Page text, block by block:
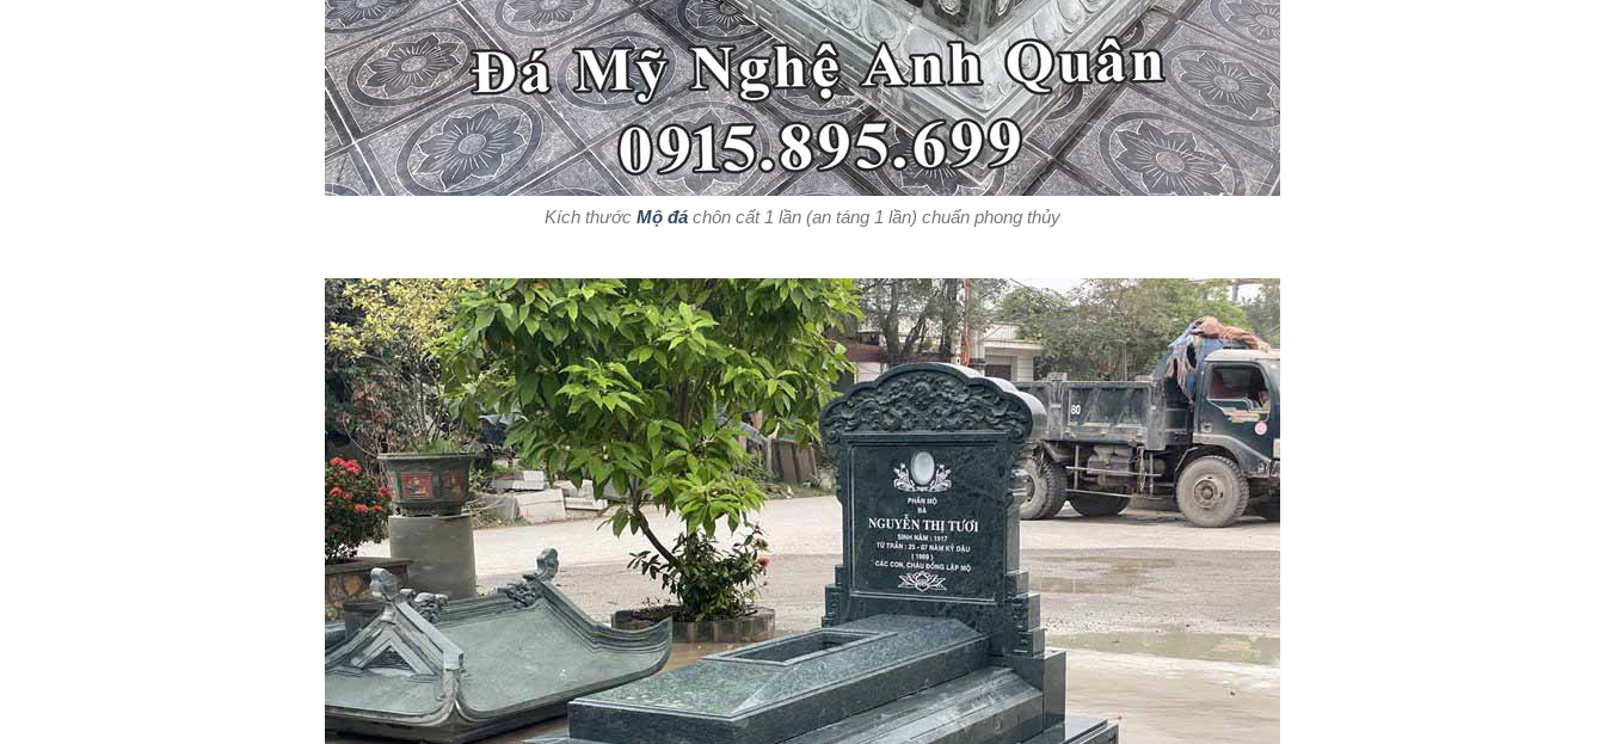
Kích thước Mộ đá chôn cất 1 lần (an táng 1 lần) chuẩn phong thủy